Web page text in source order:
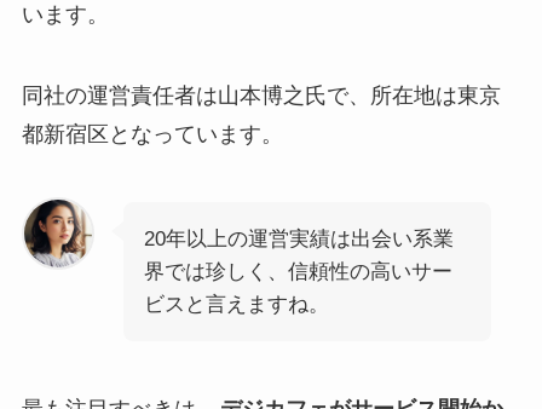
います。
同社の運営責任者は山本博之氏で、所在地は東京
都新宿区となっています。
20年以上の運営実績は出会い系業
界では珍しく、信頼性の高いサー
ビスと言えますね。